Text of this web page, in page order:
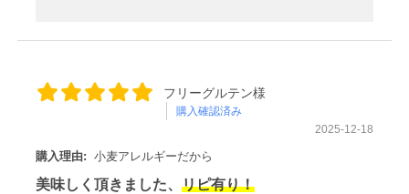
フリーグルテン様
購入確認済み
2025-12-18
購入理由: 小麦アレルギーだから
美味しく頂きました、 リピ有り！